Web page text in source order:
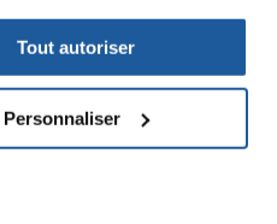
Tout autoriser
Personnaliser